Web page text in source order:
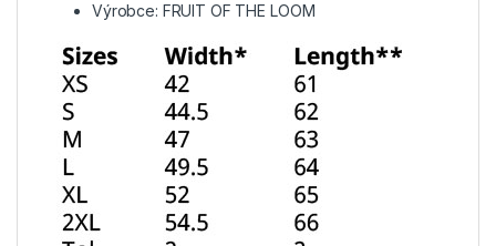
Výrobce: FRUIT OF THE LOOM